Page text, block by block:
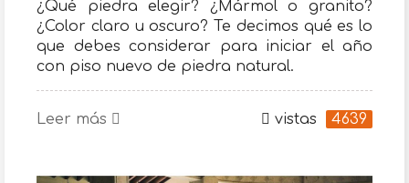
¿Qué piedra elegir? ¿Mármol o granito?
¿Color claro u oscuro? Te decimos qué es lo
que debes considerar para iniciar el año
con piso nuevo de piedra natural.
Leer más vistas 4639